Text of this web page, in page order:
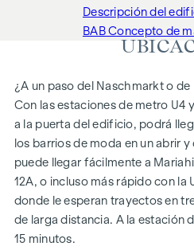
¿A un paso del Naschmarkt o
Con las estaciones de metro U4
a la puerta del edificio, podrá
los barrios de moda en un abrir
puede llegar fácilmente a
12A, o incluso más rápido con la
donde le esperan trayectos en
de larga distancia. A la estación
15 minutos.